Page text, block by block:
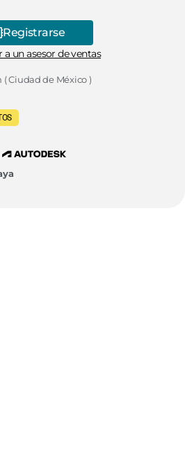
Registrarse
a un asesor de ventas
( Ciudad de México )